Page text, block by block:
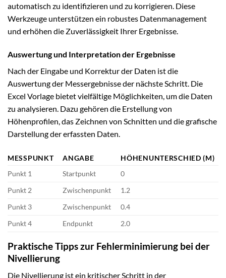
automatisch zu identifizieren und zu korrigieren. Diese
Werkzeuge unterstützen ein robustes Datenmanagement
und erhöhen die Zuverlässigkeit Ihrer Ergebnisse.
Auswertung und Interpretation der Ergebnisse
Nach der Eingabe und Korrektur der Daten ist die
Auswertung der Messergebnisse der nächste Schritt. Die
Excel Vorlage bietet vielfältige Möglichkeiten, um die Daten
zu analysieren. Dazu gehören die Erstellung von
Höhenprofilen, das Zeichnen von Schnitten und die grafische
Darstellung der erfassten Daten.
MESSPUNKT ANGABE
HÖHENUNTERSCHIED (M)
Punkt 1
Startpunkt
0
Punkt 2
Zwischenpunkt
1.2
Punkt 3
Zwischenpunkt
0.4
Punkt 4
Endpunkt 2.0
Praktische Tipps zur Fehlerminimierung bei der
Nivellierung
Die Nivellierung ist ein kritischer Schritt in der